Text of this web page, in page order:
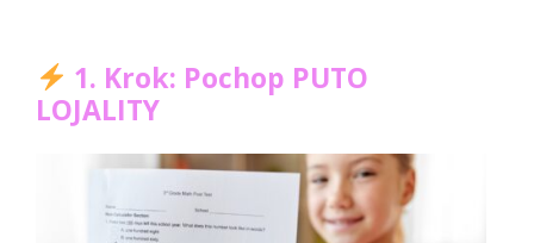
1. Krok: Pochop PUTO
LOJALITY